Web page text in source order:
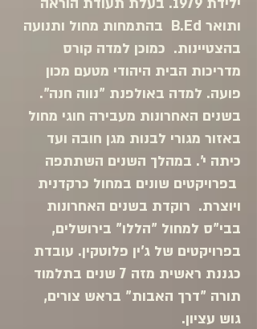
ותואר B.Ed בהתמחות מחול ותנועה
בהצטיינות. כמוכן למדה קורס
מדריכות הבית היהודי מטעם מכון
פועה. למדה באולפנת "נווה חנה".
בשנים האחרונות מעבירה חוגי מחול
באזור מגורי לבנות מגן חובה ועד
כיתה י'. במהלך השנים השתתפה
בפרויקטים שונים במחול כרקדנית
ויוצרת. רוקדת בשנים האחרונות
בבי"ס למחול "הללו" בירושלים,
בפרויקטים של ג'ין פלוטקין. עובדת
כגננת ראשית מזה 7 שנים בתלמוד
תורה "דרך האבות" בראש צורים,
גוש עציון.